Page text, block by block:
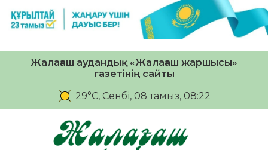
Жалағаш аудандық «Жалағаш жаршысы»
газетінің сайты
29°C, Сенбі, 08 тамыз, 08:22